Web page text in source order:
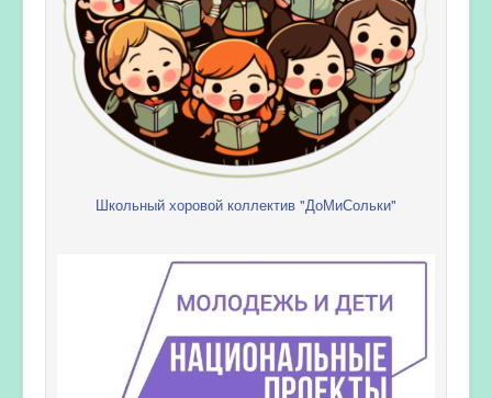
Школьный хоровой коллектив "ДоМиСольки"